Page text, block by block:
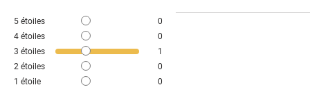
5 étoiles
0
4 étoiles
0
3 étoiles
1
2 étoiles
0
1 étoile 0